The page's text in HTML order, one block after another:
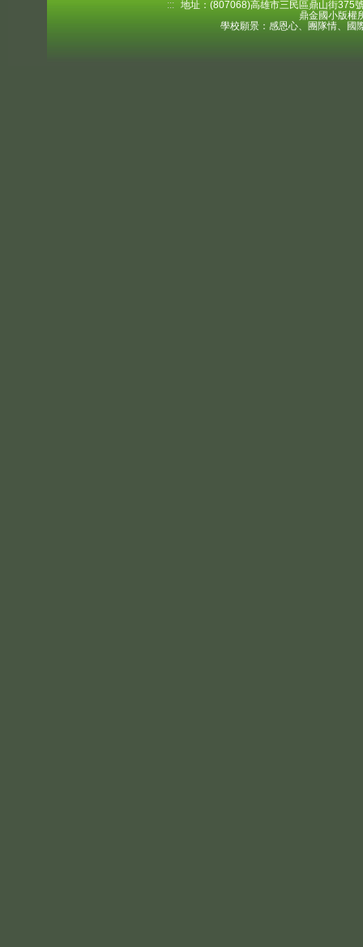
::: 地址：(807068)高雄市三民區鼎山街
鼎金國小版權
學校願景：感恩心、團隊情、國